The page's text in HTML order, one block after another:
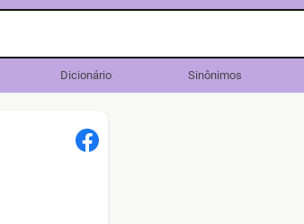
Dicionário Sinônimos